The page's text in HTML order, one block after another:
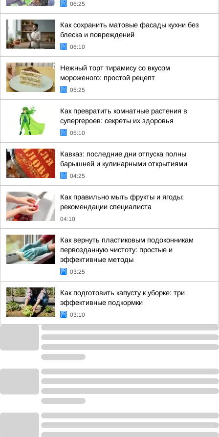
06:25
Как сохранить матовые фасады кухни без
блеска и повреждений
06:10
Нежный торт тирамису со вкусом
мороженого: простой рецепт
05:25
Как превратить комнатные растения в
супергероев: секреты их здоровья
05:10
Кавказ: последние дни отпуска полны
барышней и кулинарными открытиями
04:25
Как правильно мыть фрукты и ягоды:
рекомендации специалиста
04:10
Как вернуть пластиковым подоконникам
первозданную чистоту: простые и
эффективные методы
03:25
Как подготовить капусту к уборке: три
эффективные подкормки
03:10